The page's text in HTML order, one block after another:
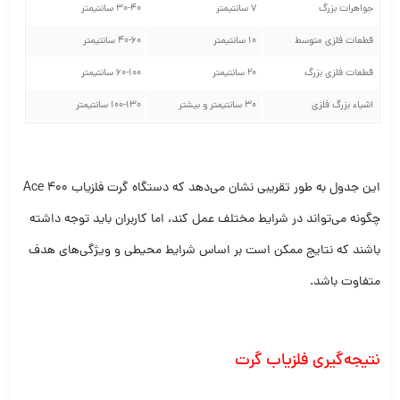
جواهرات بزرگ 7 سانتیمتر 30-40 سانتیمتر
قطعات فلزی متوسط 10 سانتیمتر 40-60 سانتیمتر
قطعات فلزی بزرگ 20 سانتیمتر 60-100 سانتیمتر
اشیاء بزرگ فلزی 30 سانتیمتر و بیشتر 100-130 سانتیمتر
این جدول به طور تقریبی نشان می‌دهد که دستگاه گرت فلزیاب Ace 400
چگونه می‌تواند در شرایط مختلف عمل کند، اما کاربران باید توجه داشته
باشند که نتایج ممکن است بر اساس شرایط محیطی و ویژگی‌های هدف
متفاوت باشد.
نتیجه‌گیری فلزیاب گرت